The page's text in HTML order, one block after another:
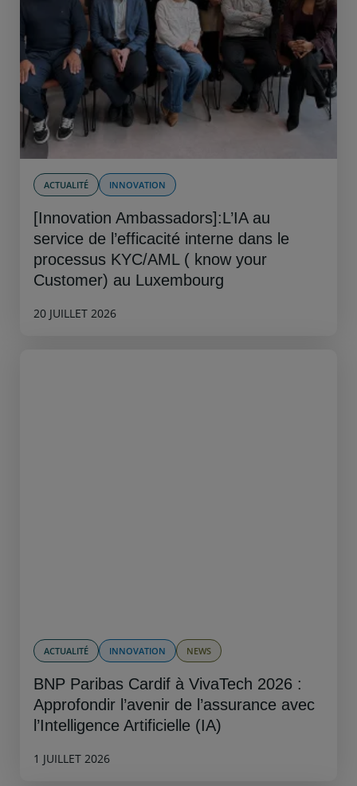
ACTUALITÉ INNOVATION
[Innovation Ambassadors]:L’IA au
service de l’efficacité interne dans le
processus KYC/AML ( know your
Customer) au Luxembourg
20 JUILLET 2026
ACTUALITÉ INNOVATION NEWS
BNP Paribas Cardif à VivaTech 2026 :
Approfondir l’avenir de l’assurance avec
l’Intelligence Artificielle (IA)
1 JUILLET 2026